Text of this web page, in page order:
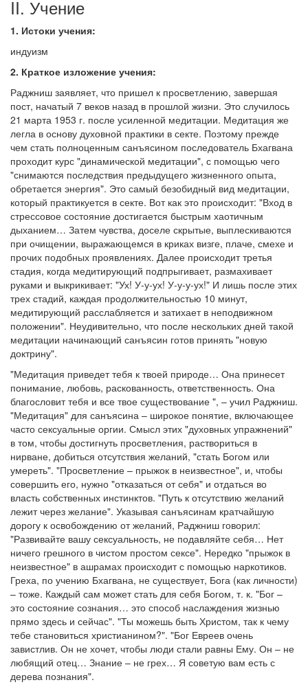
II. Учение
1. Истоки учения:
индуизм
2. Краткое изложение учения:
Раджниш заявляет, что пришел к просветлению, завершая
пост, начатый 7 веков назад в прошлой жизни. Это случилось
21 марта 1953 г. после усиленной медитации. Медитация же
легла в основу духовной практики в секте. Поэтому прежде
чем стать полноценным санъясином последователь Бхагвана
проходит курс "динамической медитации", с помощью чего
"снимаются последствия предыдущего жизненного опыта,
обретается энергия". Это самый безобидный вид медитации,
который практикуется в секте. Вот как это происходит: "Вход в
стрессовое состояние достигается быстрым хаотичным
дыханием… Затем чувства, доселе скрытые, выплескиваются
при очищении, выражающемся в криках визге, плаче, смехе и
прочих подобных проявлениях. Далее происходит третья
стадия, когда медитирующий подпрыгивает, размахивает
руками и выкрикивает: "Ух! У-у-ух! У-у-у-ух!" И лишь после этих
трех стадий, каждая продолжительностью 10 минут,
медитирующий расслабляется и затихает в неподвижном
положении". Неудивительно, что после нескольких дней такой
медитации начинающий санъясин готов принять "новую
доктрину".
"Медитация приведет тебя к твоей природе… Она принесет
понимание, любовь, раскованность, ответственность. Она
благословит тебя и все твое существование ", – учил Раджниш.
"Медитация" для санъясина – широкое понятие, включающее
часто сексуальные оргии. Смысл этих "духовных упражнений"
в том, чтобы достигнуть просветления, раствориться в
нирване, добиться отсутствия желаний, "стать Богом или
умереть". "Просветление – прыжок в неизвестное", и, чтобы
совершить его, нужно "отказаться от себя" и отдаться во
власть собственных инстинктов. "Путь к отсутствию желаний
лежит через желание". Указывая санъясинам кратчайшую
дорогу к освобождению от желаний, Раджниш говорил:
"Развивайте вашу сексуальность, не подавляйте себя… Нет
ничего грешного в чистом простом сексе". Нередко "прыжок в
неизвестное" в ашрамах происходит с помощью наркотиков.
Греха, по учению Бхагвана, не существует, Бога (как личности)
– тоже. Каждый сам может стать для себя Богом, т. к. "Бог –
это состояние сознания… это способ наслаждения жизнью
прямо здесь и сейчас". "Ты можешь быть Христом, так к чему
тебе становиться христианином?". "Бог Евреев очень
завистлив. Он не хочет, чтобы люди стали равны Ему. Он – не
любящий отец… Знание – не грех… Я советую вам есть с
дерева познания".